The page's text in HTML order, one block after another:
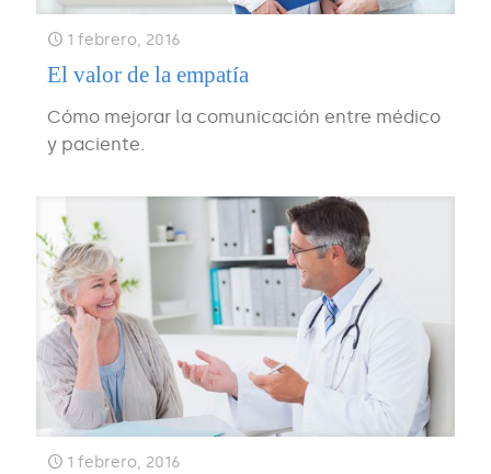
1 febrero, 2016
El valor de la empatía
Cómo mejorar la comunicación entre médico
y paciente.
1 febrero, 2016